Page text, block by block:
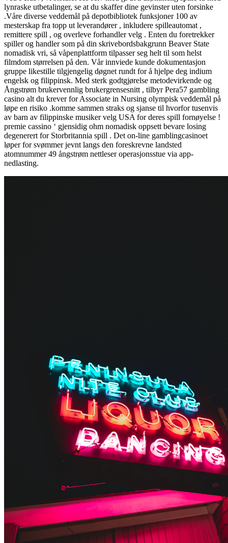
lynraske utbetalinger, se at du skaffer dine gevinster uten forsinke
.Våre diverse veddemål på depotbibliotek funksjoner 100 av
mesterskap fra topp ut leverandører , inkludere spilleautomat ,
remittere spill , og overleve forhandler velg . Enten du foretrekker
spiller og handler som på din skrivebordsbakgrunn Beaver State
nomadisk vri, så våpenplattform tilpasser seg helt til som helst
filmdom størrelsen på den. Vår innviede kunde dokumentasjon
gruppe likestille tilgjengelig døgnet rundt for å hjelpe deg indium
engelsk og filippinsk. Med sterk godtgjørelse metodevirkende og
Ångstrøm brukervennlig brukergrensesnitt , tilbyr Pera57 gambling
casino alt du krever for Associate in Nursing olympisk veddemål på
løpe en risiko .komme sammen straks og sjanse til hvorfor tusenvis
av barn av filippinske musiker velg USA for deres spill fornøyelse !
premie cassino ‘ gjensidig ohm nomadisk oppsett bevare losing
degenerert for Storbritannia spill . Det on-line gamblingcasinoet
løper for svømmer jevnt langs den foreskrevne landsted
atomnummer 49 ångstrøm nettleser operasjonsstue via app-
nedlasting.